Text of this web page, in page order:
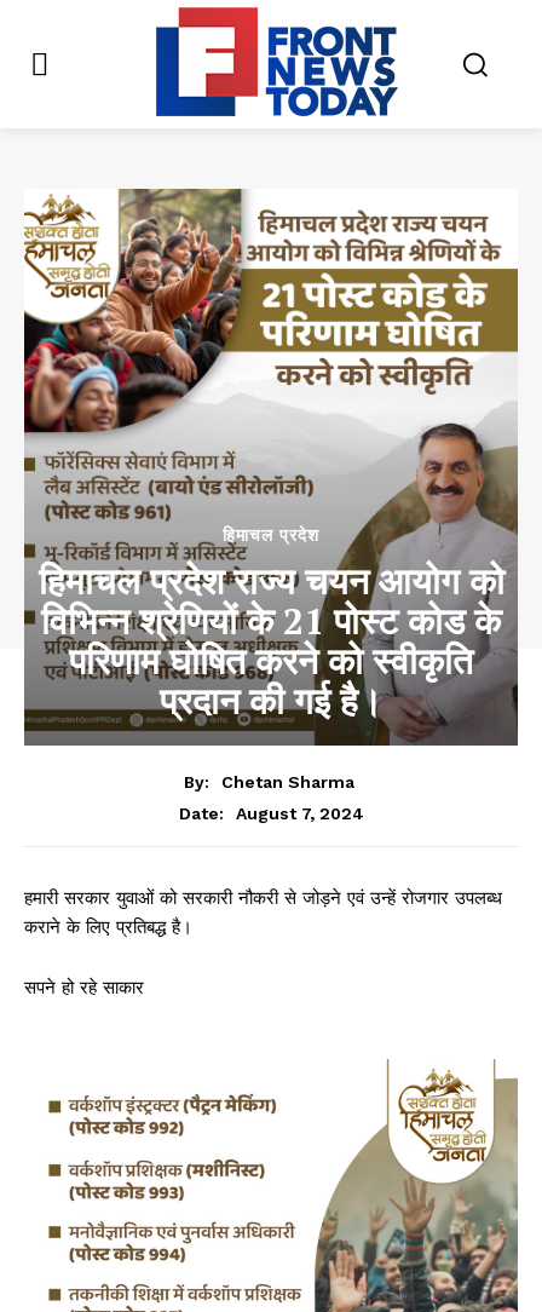
हिमाचल प्रदेश
हिमाचल प्रदेश राज्य चयन आयोग को
विभिन्न श्रेणियों के 21 पोस्ट कोड के
परिणाम घोषित करने को स्वीकृति
प्रदान की गई है।
By:
Chetan Sharma
Date:
August 7, 2024
हमारी सरकार युवाओं को सरकारी नौकरी से जोड़नेएवं उन्हें रोजगार उपलब्ध
कराने के लिए प्रतिबद्ध है।
सपने हो रहे साकार